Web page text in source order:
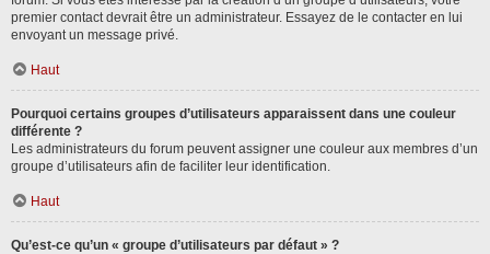
premier contact devrait être un administrateur. Essayez de le contacter en lui
envoyant un message privé.
Haut
Pourquoi certains groupes d’utilisateurs apparaissent dans une couleur
différente ?
Les administrateurs du forum peuvent assigner une couleur aux membres d’un
groupe d’utilisateurs afin de faciliter leur identification.
Haut
Qu’est-ce qu’un « groupe d’utilisateurs par défaut » ?